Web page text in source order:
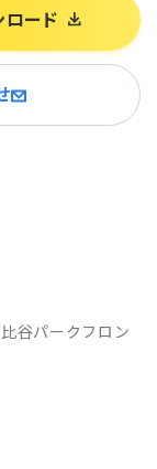
ード
谷パークフロン